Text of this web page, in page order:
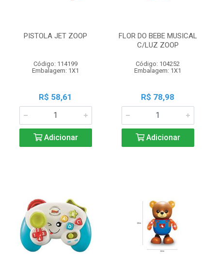
PISTOLA JET ZOOP
Código: 114199
Embalagem: 1X1
R$ 58,61
Adicionar
FLOR DO BEBE MUSICAL
C/LUZ ZOOP
Código: 104252
Embalagem: 1X1
R$ 78,98
Adicionar